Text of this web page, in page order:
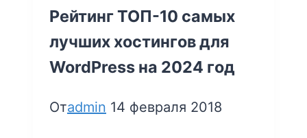
Рейтинг ТОП-10 самых
лучших хостингов для
WordPress на 2024 год
Отadmin 14 февраля 2018